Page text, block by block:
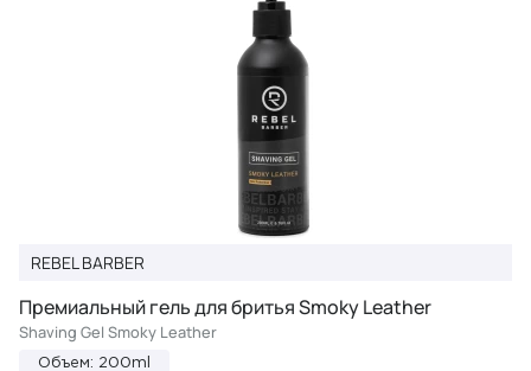
REBEL BARBER
Премиальный гель для бритья Smoky Leather
Shaving Gel Smoky Leather
Объем: 200ml